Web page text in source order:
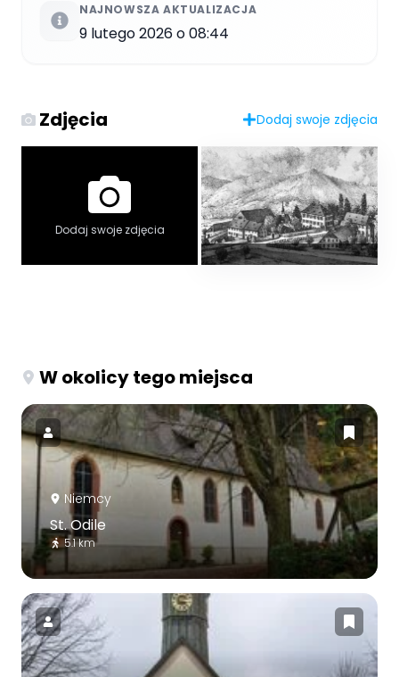
NAJNOWSZA AKTUALIZACJA
9 lutego 2026 o 08:44
Zdjęcia Dodaj swoje zdjęcia
Dodaj swoje zdjęcia
W okolicy tego miejsca
Niemcy
St. Odile
5.1 km